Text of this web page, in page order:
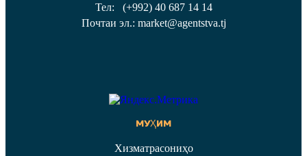
Тел: (+992) 40 687 14 14
Почтаи эл.: market@agentstva.tj
МУҲИМ
Хизматрасониҳо